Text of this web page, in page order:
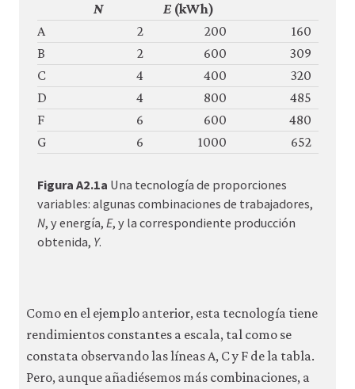
N
E(kWh)
A 2 200
160
B
2 600
309
C
4 400
320
D
4 800
485
F
6 600
480
G
6 1000 652
Figura A2.1a Una tecnología de proporciones
variables: algunas combinaciones de trabajadores,
N, y energía, E, y la correspondiente producción
obtenida, Y.
Como en el ejemplo anterior, esta tecnología tiene
rendimientos constantes a escala, tal como se
constata observando las líneas A, C y F de la tabla.
Pero, aunque añadiésemos más combinaciones, a